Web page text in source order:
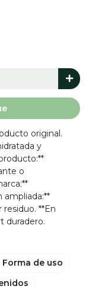
original.
y
o
**En
duradero.
Forma de uso